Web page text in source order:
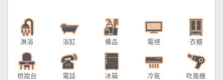
淋浴 浴缸 備品 電視 衣櫃
梳妝台 電話 冰箱 冷氣 吹風機